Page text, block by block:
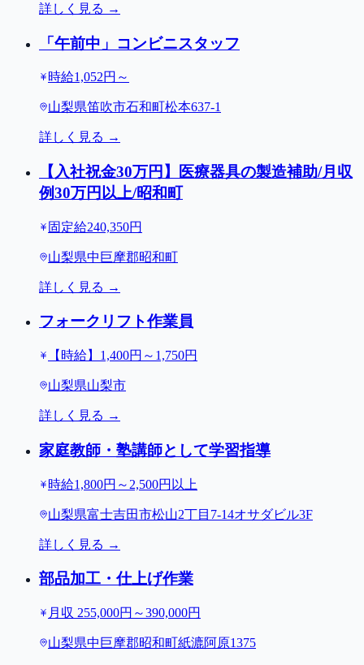
詳しく見る →
「午前中」コンビニスタッフ
時給1,052円～
山梨県笛吹市石和町松本637-1
詳しく見る →
【入社祝金30万円】医療器具の製造補助/月収
例30万円以上/昭和町
固定給240,350円
山梨県中巨摩郡昭和町
詳しく見る →
フォークリフト作業員
【時給】1,400円～1,750円
山梨県山梨市
詳しく見る →
家庭教師・塾講師として学習指導
時給1,800円～2,500円以上
山梨県富士吉田市松山2丁目7-14オサダビル3F
詳しく見る →
部品加工・仕上げ作業
月収 255,000円～390,000円
山梨県中巨摩郡昭和町紙漉阿原1375